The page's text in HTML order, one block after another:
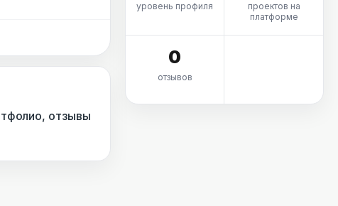
отзывы
уровень профиля
проектов на
платформе
0
отзывов